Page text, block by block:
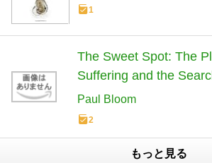
1
The Sweet Spot: The
Suffering and the
Paul Bloom
2
もっと見る